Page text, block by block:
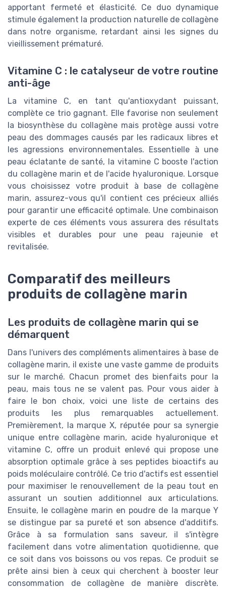
apportant fermeté et élasticité. Ce duo dynamique
stimule également la production naturelle de collagène
dans notre organisme, retardant ainsi les signes du
vieillissement prématuré.
Vitamine C : le catalyseur de votre routine
anti-âge
La vitamine C, en tant qu'antioxydant puissant,
complète ce trio gagnant. Elle favorise non seulement
la biosynthèse du collagène mais protège aussi votre
peau des dommages causés par les radicaux libres et
les agressions environnementales. Essentielle à une
peau éclatante de santé, la vitamine C booste l'action
du collagène marin et de l'acide hyaluronique. Lorsque
vous choisissez votre produit à base de collagène
marin, assurez-vous qu'il contient ces précieux alliés
pour garantir une efficacité optimale. Une combinaison
experte de ces éléments vous assurera des résultats
visibles et durables pour une peau rajeunie et
revitalisée.
Comparatif des meilleurs
produits de collagène marin
Les produits de collagène marin qui se
démarquent
Dans l'univers des compléments alimentaires à base de
collagène marin, il existe une vaste gamme de produits
sur le marché. Chacun promet des bienfaits pour la
peau, mais tous ne se valent pas. Pour vous aider à
faire le bon choix, voici une liste de certains des
produits les plus remarquables actuellement.
Premièrement, la marque X, réputée pour sa synergie
unique entre collagène marin, acide hyaluronique et
vitamine C, offre un produit enlevé qui propose une
absorption optimale grâce à ses peptides bioactifs au
poids moléculaire contrôlé. Ce trio d'actifs est essentiel
pour maximiser le renouvellement de la peau tout en
assurant un soutien additionnel aux articulations.
Ensuite, le collagène marin en poudre de la marque Y
se distingue par sa pureté et son absence d'additifs.
Grâce à sa formulation sans saveur, il s'intègre
facilement dans votre alimentation quotidienne, que
ce soit dans vos boissons ou vos repas. Ce produit se
prête ainsi bien à ceux qui cherchent à booster leur
consommation de collagène de manière discrète.